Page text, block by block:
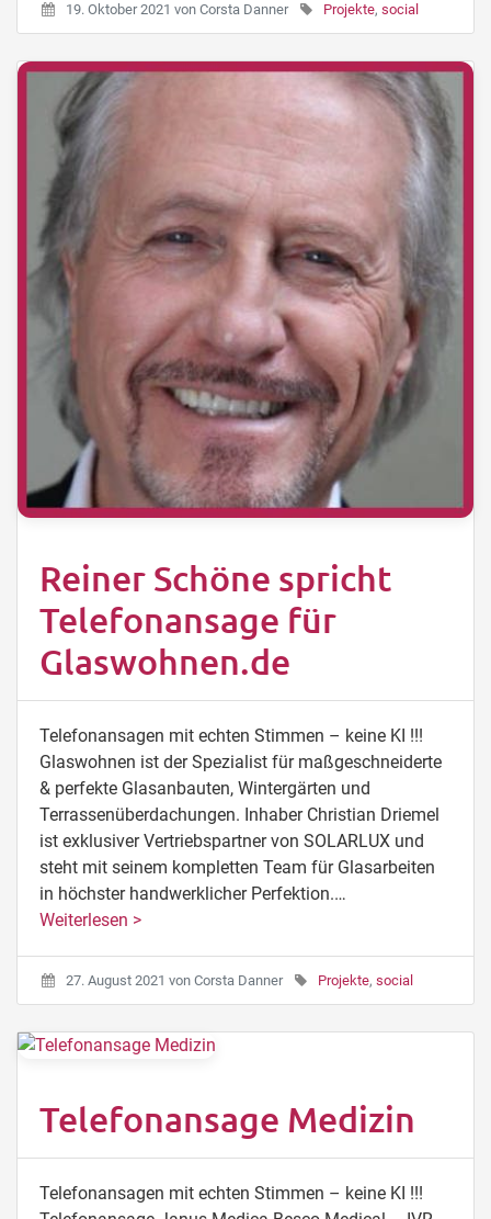
19. Oktober 2021 von Corsta Danner Projekte, social
Reiner Schöne spricht
Telefonansage für
Glaswohnen.de
Telefonansagen mit echten Stimmen – keine KI !!!
Glaswohnen ist der Spezialist für maßgeschneiderte
& perfekte Glasanbauten, Wintergärten und
Terrassenüberdachungen. Inhaber Christian Driemel
ist exklusiver Vertriebspartner von SOLARLUX und
steht mit seinem kompletten Team für Glasarbeiten
in höchster handwerklicher Perfektion.…
Weiterlesen >
27. August 2021 von Corsta Danner Projekte, social
Telefonansage Medizin
Telefonansagen mit echten Stimmen – keine KI !!!